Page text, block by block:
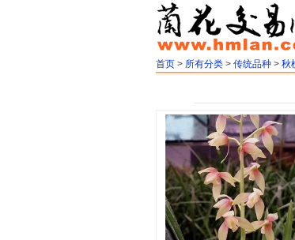
首页 > 所有分类 > 传统品种 > 秋